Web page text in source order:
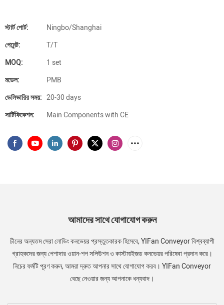
স্টার্ট পোর্ট:
Ningbo/Shanghai
পেমেন্ট:
T/T
MOQ:
1 set
মডেল:
PMB
ডেলিভারির সময়: 20-30 days
সার্টিফিকেশন:
Main Components with CE
আমাদের সাথে যোগাযোগ করুন
চীনের অন্যতম সেরা লোডিং কনভেয়র প্রস্তুতকারক হিসেবে, YIFan Conveyor বিশ্বব্যাপী
গ্রাহকদের জন্য পেশাদার ওয়ান-শপ সলিউশন ও কাস্টমাইজড কনভেয়র পরিষেবা প্রদান করে।
নিচের ফর্মটি পূরণ করুন, আমরা দ্রুত আপনার সাথে যোগাযোগ করব। YIFan Conveyor
বেছে নেওয়ার জন্য আপনাকে ধন্যবাদ।